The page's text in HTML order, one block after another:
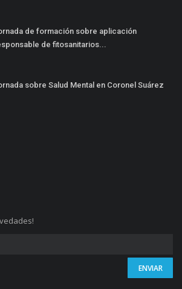
de formación sobre aplicación
de fitosanitarios...
sobre Salud Mental en Coronel Suárez